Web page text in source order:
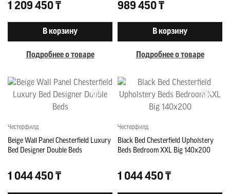
1 209 450 ₸
В корзину
Подробнее о товаре
989 450 ₸
В корзину
Подробнее о товаре
Честерфилд
Beige Wall Panel Chesterfield Luxury
Bed Designer Double Beds
1 044 450 ₸
Честерфилд
Black Bed Chesterfield Upholstery
Beds Bedroom XXL Big 140x200
1 044 450 ₸